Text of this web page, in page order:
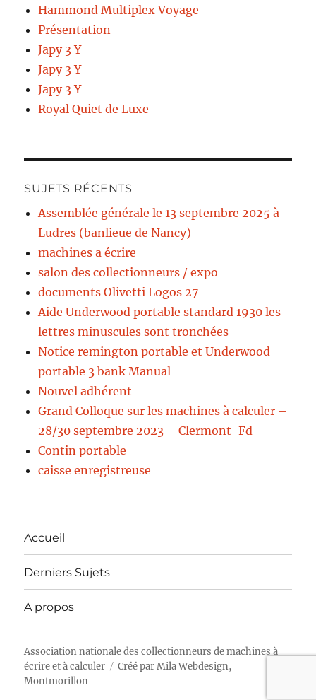
Hammond Multiplex Voyage
Présentation
Japy 3 Y
Japy 3 Y
Japy 3 Y
Royal Quiet de Luxe
SUJETS RÉCENTS
Assemblée générale le 13 septembre 2025 à
Ludres (banlieue de Nancy)
machines a écrire
salon des collectionneurs / expo
documents Olivetti Logos 27
Aide Underwood portable standard 1930 les
lettres minuscules sont tronchées
Notice remington portable et Underwood
portable 3 bank Manual
Nouvel adhérent
Grand Colloque sur les machines à calculer –
28/30 septembre 2023 – Clermont-Fd
Contin portable
caisse enregistreuse
Accueil
Derniers Sujets
A propos
Association nationale des collectionneurs de machines à
écrire et à calculer
Créé parMila Webdesign,
Montmorillon